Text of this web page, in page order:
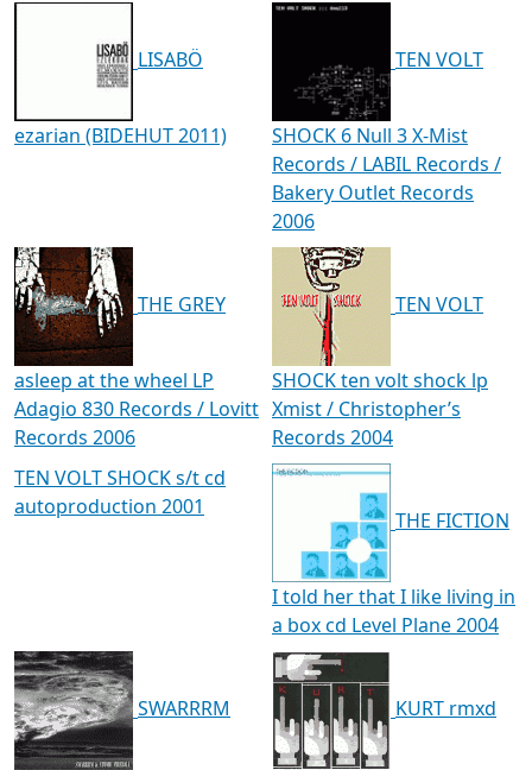
LISABÖ
ezarian (BIDEHUT 2011)
TEN VOLT
SHOCK 6 Null 3 X-Mist
Records / LABIL Records /
Bakery Outlet Records
2006
THE GREY
asleep at the wheel LP
Adagio 830 Records / Lovitt
Records 2006
TEN VOLT
SHOCK ten volt shock lp
Xmist / Christopher’s
Records 2004
TEN VOLT SHOCK s/t cd
autoproduction 2001
THE FICTION
I told her that I like living in
a box cd Level Plane 2004
SWARRRM KURT rmxd